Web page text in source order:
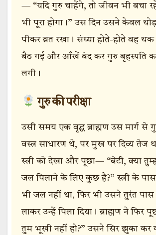
— “यदि गुरु चाहेंगे, तो जीवन भी बचा
भी पूरा होगा।” उस दिन उसने केवल
पीकर व्रत रखा। संध्या होते-होते वह
बैठ गई और आँखें बंद कर गुरु बृहस्पति
लगी।
गुरु की परीक्षा
उसी समय एक वृद्ध ब्राह्मण उस मार्ग से
वस्त्र साधारण थे, पर मुख पर दिव्य तेज
स्त्री को देखा और पूछा— “बेटी, क्या
जल पिलाने के लिए कुछ है?” स्त्री के
भी जल नहीं था, फिर भी उसने तुरंत
लाकर उन्हें पिला दिया। ब्राह्मण ने फिर
तुम भूखी नहीं हो?” उसने सिर झुका कर